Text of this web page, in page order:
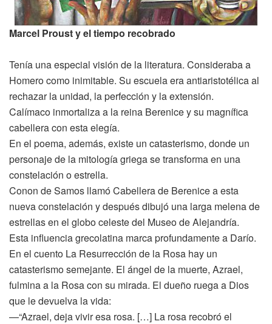
Marcel Proust y el tiempo recobrado
Tenía una especial visión de la literatura. Consideraba a
Homero como inimitable. Su escuela era antiaristotélica al
rechazar la unidad, la perfección y la extensión.
Calímaco inmortaliza a la reina Berenice y su magnífica
cabellera con esta elegía.
En el poema, además, existe un catasterismo, donde un
personaje de la mitología griega se transforma en una
constelación o estrella.
Conon de Samos llamó Cabellera de Berenice a esta
nueva constelación y después dibujó una larga melena de
estrellas en el globo celeste del Museo de Alejandría.
Esta influencia grecolatina marca profundamente a Darío.
En el cuento La Resurrección de la Rosa hay un
catasterismo semejante. El ángel de la muerte, Azrael,
fulmina a la Rosa con su mirada. El dueño ruega a Dios
que le devuelva la vida:
—“Azrael, deja vivir esa rosa. […] La rosa recobró el